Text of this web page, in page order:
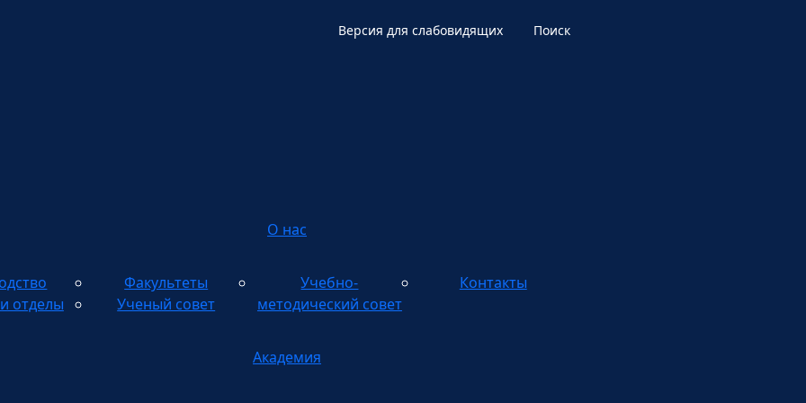
Версия для слабовидящих Поиск
О нас
отделы
Факультеты
Ученый совет
Учебно-
методический совет
Контакты
Академия